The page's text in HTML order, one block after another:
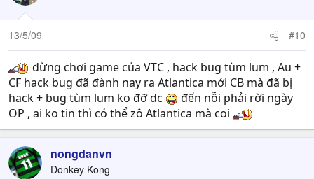
13/5/09 #10
đừng chơi game của VTC , hack bug tùm lum , Au +
CF hack bug đã đành nay ra Atlantica mới CB mà đã bị
hack + bug tùm lum ko đỡ dc
đến nỗi phải rời ngày
OP , ai ko tin thì có thể zô Atlantica mà coi
nongdanvn
Donkey Kong